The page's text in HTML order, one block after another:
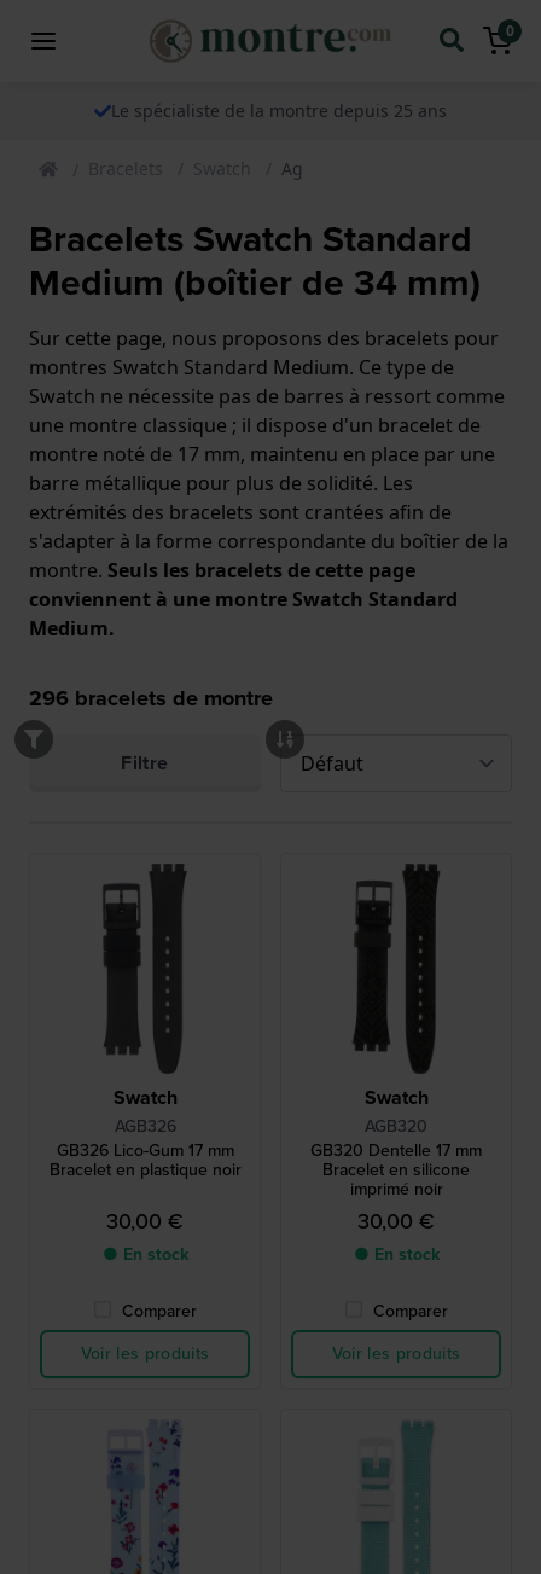
0
Le spécialiste de la montre depuis 25 ans
Bracelets Swatch Ag
Bracelets Swatch Standard
Medium (boîtier de 34 mm)
Sur cette page, nous proposons des bracelets pour
montres Swatch Standard Medium. Ce type de
Swatch ne nécessite pas de barres à ressort comme
une montre classique ; il dispose d'un bracelet de
montre noté de 17 mm, maintenu en place par une
barre métallique pour plus de solidité. Les
extrémités des bracelets sont crantées afin de
s'adapter à la forme correspondante du boîtier de la
montre. Seuls les bracelets de cette page
conviennent à une montre Swatch Standard
Medium.
296 bracelets de montre
Filtre
Swatch
AGB326
GB326 Lico-Gum 17 mm
Bracelet en plastique noir
30,00 €
● En stock
Comparer
Voir les produits
Swatch
AGB320
GB320 Dentelle 17 mm
Bracelet en silicone
imprimé noir
30,00 €
● En stock
Comparer
Voir les produits